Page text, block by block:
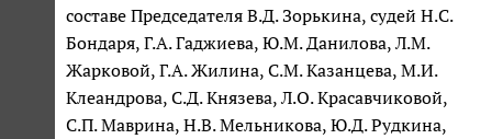
составе Председателя В.Д. Зорькина, судей Н.С.
Бондаря, Г.А. Гаджиева, Ю.М. Данилова, Л.М.
Жарковой, Г.А. Жилина, С.М. Казанцева, М.И.
Клеандрова, С.Д. Князева, Л.О. Красавчиковой,
С.П. Маврина, Н.В. Мельникова, Ю.Д. Рудкина,